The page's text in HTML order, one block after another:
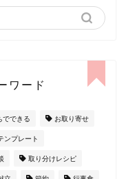
ワード
でできる お取り寄せ
ンプレート
取り分けレシピ